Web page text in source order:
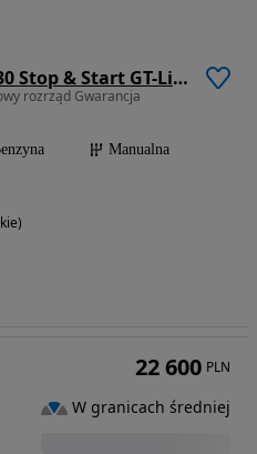
Peugeot 308 PureTech 130 Stop & Start GT-Line Edition
rozrząd Gwarancja
Manualna
22 600 PLN
W granicach średniej